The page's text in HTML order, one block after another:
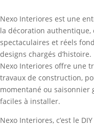
Nexo Interiores est une
la décoration authentique,
spectaculaires et réels
designs chargés d’histoire.
Nexo Interiores offre une
travaux de construction,
momentané ou saisonnier
faciles à installer.
Nexo Interiores, c’est le